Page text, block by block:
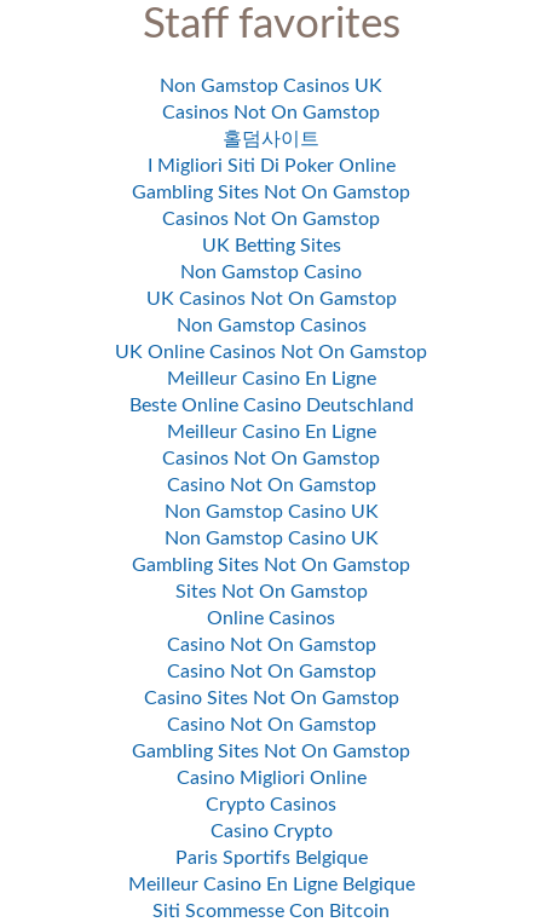
Staff favorites
Non Gamstop Casinos UK
Casinos Not On Gamstop
홀덤사이트
I Migliori Siti Di Poker Online
Gambling Sites Not On Gamstop
Casinos Not On Gamstop
UK Betting Sites
Non Gamstop Casino
UK Casinos Not On Gamstop
Non Gamstop Casinos
UK Online Casinos Not On Gamstop
Meilleur Casino En Ligne
Beste Online Casino Deutschland
Meilleur Casino En Ligne
Casinos Not On Gamstop
Casino Not On Gamstop
Non Gamstop Casino UK
Non Gamstop Casino UK
Gambling Sites Not On Gamstop
Sites Not On Gamstop
Online Casinos
Casino Not On Gamstop
Casino Not On Gamstop
Casino Sites Not On Gamstop
Casino Not On Gamstop
Gambling Sites Not On Gamstop
Casino Migliori Online
Crypto Casinos
Casino Crypto
Paris Sportifs Belgique
Meilleur Casino En Ligne Belgique
Siti Scommesse Con Bitcoin